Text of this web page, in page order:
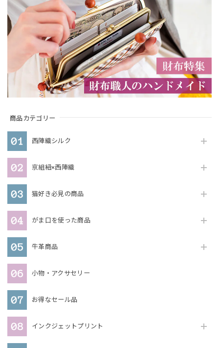
商品カテゴリー
西陣織シルク
京組紐×西陣織
猫好き必見の商品
がま口を使った商品
牛革商品
小物・アクサセリー
お得なセール品
インクジェットプリント